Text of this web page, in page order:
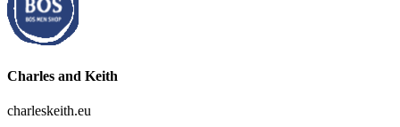
Charles and Keith
charleskeith.eu